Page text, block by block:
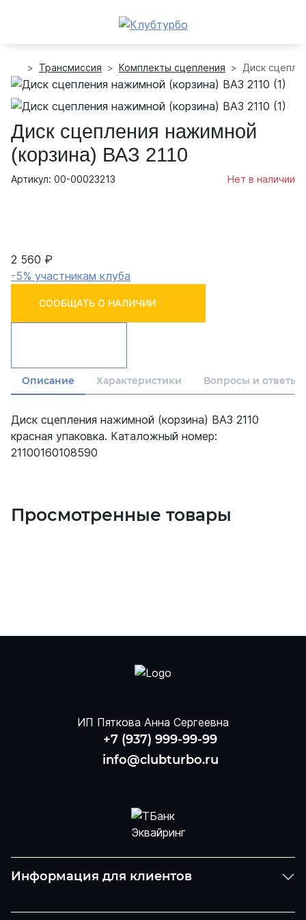
Трансмиссия Комплекты сцепления Диск
Диск сцепления нажимной
(корзина) ВАЗ 2110
Артикул: 00-00023213 Нет в наличии
2 560 ₽
-5% участникам клуба
СООБЩАТЬ О НАЛИЧИИ
Описание Характеристики Вопросы и ответы
Диск сцепления нажимной (корзина) ВАЗ 2110
красная упаковка. Каталожный номер:
21100160108590
Просмотренные товары
ИП Пяткова Анна Сергеевна
+7 (937) 999-99-99
info@clubturbo.ru
Информация для клиентов